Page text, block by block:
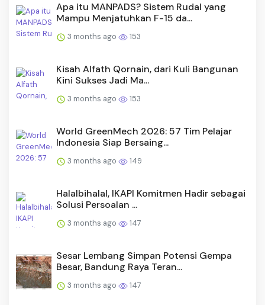
Apa itu MANPADS? Sistem Rudal yang
Mampu Menjatuhkan F-15 da...
3 months ago 153
Kisah Alfath Qornain, dari Kuli Bangunan
Kini Sukses Jadi Ma...
3 months ago 153
World GreenMech 2026: 57 Tim Pelajar
Indonesia Siap Bersaing...
3 months ago 149
Halalbihalal, IKAPI Komitmen Hadir sebagai
Solusi Persoalan ...
3 months ago 147
Sesar Lembang Simpan Potensi Gempa
Besar, Bandung Raya Teran...
3 months ago 147